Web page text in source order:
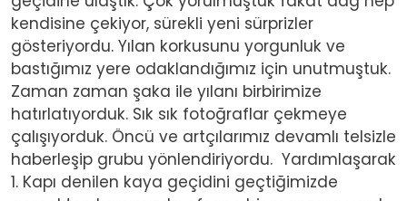
kendisine çekiyor, sürekli yeni sürprizler
gösteriyordu. Yılan korkusunu yorgunluk ve
bastığımız yere odaklandığımız için unutmuştuk.
Zaman zaman şaka ile yılanı birbirimize
hatırlatıyorduk. Sık sık fotoğraflar çekmeye
çalışıyorduk. Öncü ve artçılarımız devamlı telsizle
haberleşip grubu yönlendiriyordu. Yardımlaşarak
1. Kapı denilen kaya geçidini geçtiğimizde